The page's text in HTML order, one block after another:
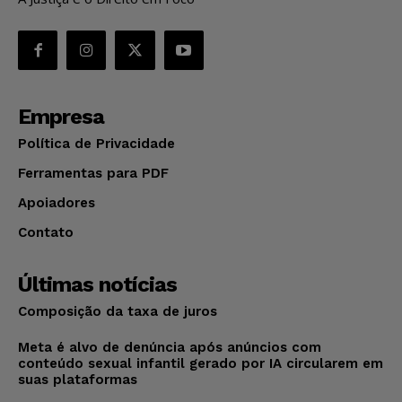
Empresa
Política de Privacidade
Ferramentas para PDF
Apoiadores
Contato
Últimas notícias
Composição da taxa de juros
Meta é alvo de denúncia após anúncios com
conteúdo sexual infantil gerado por IA circularem em
suas plataformas